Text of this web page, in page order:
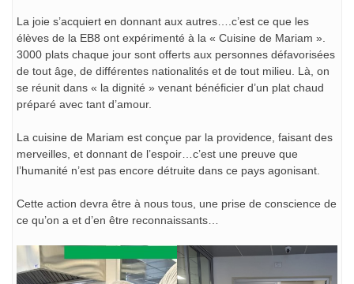
La joie s’acquiert en donnant aux autres….c’est ce que les
élèves de la EB8 ont expérimenté à la « Cuisine de Mariam ».
3000 plats chaque jour sont offerts aux personnes défavorisées
de tout âge, de différentes nationalités et de tout milieu. Là, on
se réunit dans « la dignité » venant bénéficier d’un plat chaud
préparé avec tant d’amour.
La cuisine de Mariam est conçue par la providence, faisant des
merveilles, et donnant de l’espoir…c’est une preuve que
l’humanité n’est pas encore détruite dans ce pays agonisant.
Cette action devra être à nous tous, une prise de conscience de
ce qu’on a et d’en être reconnaissants…